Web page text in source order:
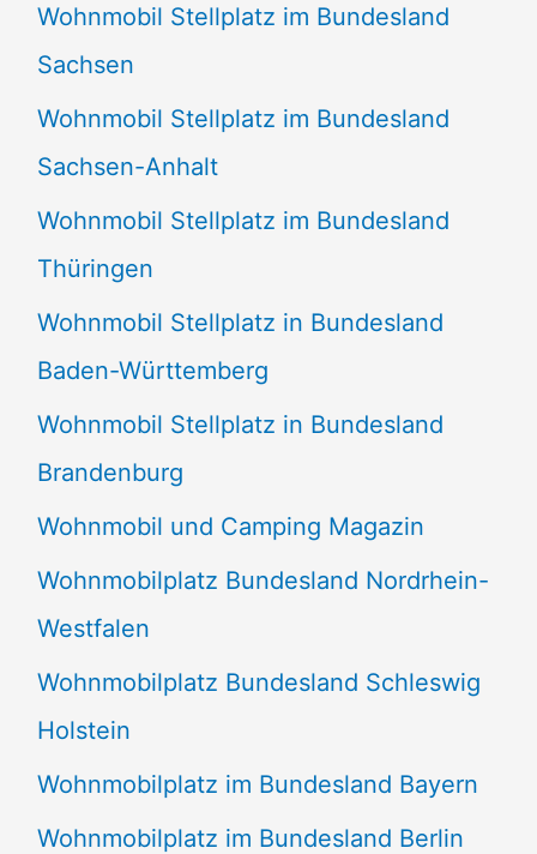
Wohnmobil Stellplatz im Bundesland
Sachsen
Wohnmobil Stellplatz im Bundesland
Sachsen-Anhalt
Wohnmobil Stellplatz im Bundesland
Thüringen
Wohnmobil Stellplatz in Bundesland
Baden-Württemberg
Wohnmobil Stellplatz in Bundesland
Brandenburg
Wohnmobil und Camping Magazin
Wohnmobilplatz Bundesland Nordrhein-
Westfalen
Wohnmobilplatz Bundesland Schleswig
Holstein
Wohnmobilplatz im Bundesland Bayern
Wohnmobilplatz im Bundesland Berlin